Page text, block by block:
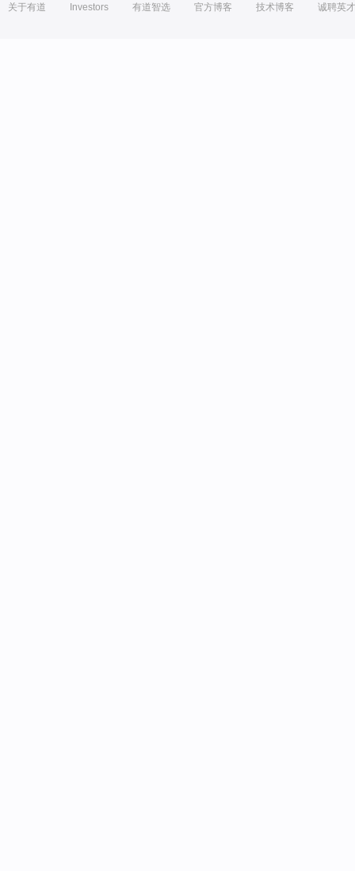
关于有道 Investors 有道智选 官方博客 技术博客 诚聘英才